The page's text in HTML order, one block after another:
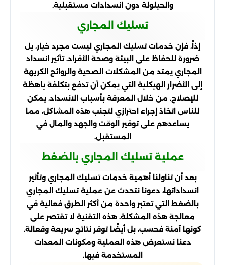
والحيلولة دون انسدادات مستقبلية.
تسليك المجاري
إذاً، فإن خدمات تسليك المجاري ليست مجرد خيار، بل
ضرورة للحفاظ على البيئة وصحة الأفراد. تأثير انسداد
المجاري يمتد من المشكلات الصحية والروائح الكريهة
إلى الأضرار الهيكلية التي يمكن أن تدفع بتكلفة باهظة
للإصلاح. من خلال المعرفة بأسباب الانسداد، يمكن
للناس اتخاذ إجراء احترازي لتجنب هذه المشاكل، مما
يساعدهم على توفير الوقت والجهد والمال في
المستقبل.
عملية تسليك المجاري بالضغط
بعد أن تناولنا أهمية خدمات تسليك المجاري وتأثير
انسداداتها، دعونا نتحدث عن عملية تسليك المجاري
بالضغط التي تعتبر واحدة من أكثر الطرق فعالية في
معالجة هذه المشكلة. هذه التقنية لا تقتصر على
كونها آمنة فحسب، بل أيضًا توفر نتائج سريعة وفعالة.
دعنا نستعرض هذه العملية ومكونات المعدات
المستخدمة فيها.